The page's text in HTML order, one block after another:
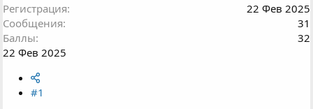
Регистрация
22 Фев 2025
Сообщения
31
Баллы
32
22 Фев 2025
#1